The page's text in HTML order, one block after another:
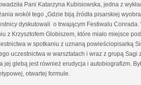
Pani Katarzyna Kubisiowska, jedna z
wokół tego „Gdzie biją źródła pisarskiej
dyskutowali o trwającym Festiwalu Conrada.
z Krzysztofem Globiszem, które miało miejsce
w spotkaniu z uznaną powieściopisarką
uczestnictwa w warsztatach i wraz z grupą Sagi
glebą jest również erudycja i autobiografizm.
otwartej formule.